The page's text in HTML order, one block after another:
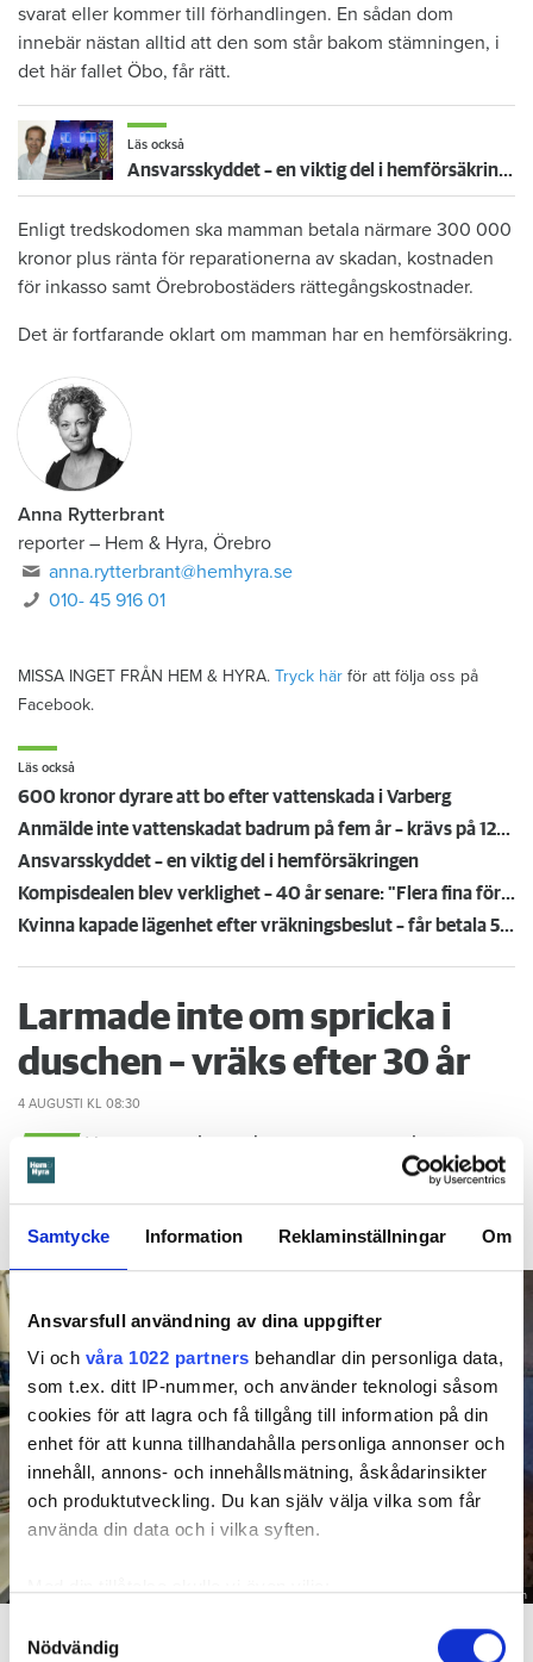
Samtycke Information Reklaminställningar Om
Ansvarsfull användning av dina uppgifter
Vi och våra 1022 partners behandlar din personliga data,
som t.ex. ditt IP-nummer, och använder teknologi såsom
cookies för att lagra och få tillgång till information på din
enhet för att kunna tillhandahålla personliga annonser och
innehåll, annons- och innehållsmätning, åskådarinsikter
och produktutveckling. Du kan själv välja vilka som får
använda din data och i vilka syften.
som kan ha en noggrannhet på upp till flera meter
Nödvändig
svarat eller kommer till förhandlingen. En sådan dom
innebär nästan alltid att den som står bakom stämningen, i
det här fallet Öbo, får rätt.
Läs också
Ansvarsskyddet – en viktig del i hemförsäkringen
Enligt tredskodomen ska mamman betala närmare 300 000
kronor plus ränta för reparationerna av skadan, kostnaden
för inkasso samt Örebrobostäders rättegångskostnader.
Det är fortfarande oklart om mamman har en hemförsäkring.
Anna Rytterbrant
reporter – Hem & Hyra, Örebro
anna.rytterbrant@hemhyra.se
010- 45 916 01
MISSA INGET FRÅN HEM & HYRA. Tryck här för att följa oss på
Facebook.
Läs också
600 kronor dyrare att bo efter vattenskada i Varberg
Anmälde inte vattenskadat badrum på fem år – krävs på 125 000 kronor
Ansvarsskyddet – en viktig del i hemförsäkringen
Kompisdealen blev verklighet – 40 år senare: "Flera fina fördelar med att dela bostad"
Kvinna kapade lägenhet efter vräkningsbeslut – får betala 50 000
Larmade inte om spricka i
duschen – vräks efter 30 år
4 AUGUSTI KL 08:30
duschen som medförde en omfattande vattenskada. Nu
måste han lämna lägenheten efter drygt 30 år men får
längre tid på sig att flytta efter att domen överklagats.
Foto: Hyresnämnden
röda markeringarna) och orsakat rötskador i syllen.